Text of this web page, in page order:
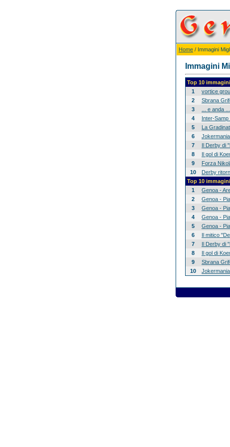
Home / Immagini
Immagini
Top 10
1
vortice
2
Sbrana
3
... e anda ...
4
Inter-Samp
5
La
6
7
Il Derby di
8
Il gol di
9
Forza
10
Derby
Top 10
1
Genoa -
2
Genoa -
3
Genoa -
4
Genoa -
5
Genoa -
6
Il mitico
7
Il Derby di
8
Il gol di
9
Sbrana
10